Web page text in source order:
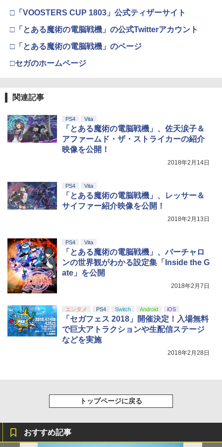
□「VOOSTERS CUP 1803」公式ティザーサイト
□「とある魔術の電脳戦機」の公式Twitterアカウント
□「とある魔術の電脳戦機」のページ
□セガのホームページ
関連記事
PS4 Vita
「とある魔術の電脳戦機」、佐天涙子＆
アファームド・ザ・ストライカーの紹介
映像を公開！
2018年2月14日
PS4 Vita
「とある魔術の電脳戦機」、レッサー＆
サイファー紹介映像を公開！
2018年2月13日
PS4 Vita
「とある魔術の電脳戦機」、バーチャロ
ンの世界観がわかる設定集「Inside the G
ate」を公開
2018年2月7日
エンタメ PS4 Switch Android iOS
「セガフェス 2018」開催決定！入場無料
で巨大アトラクションや生配信ステージ
などを実施
2018年2月28日
トップページに戻る
おすすめ記事